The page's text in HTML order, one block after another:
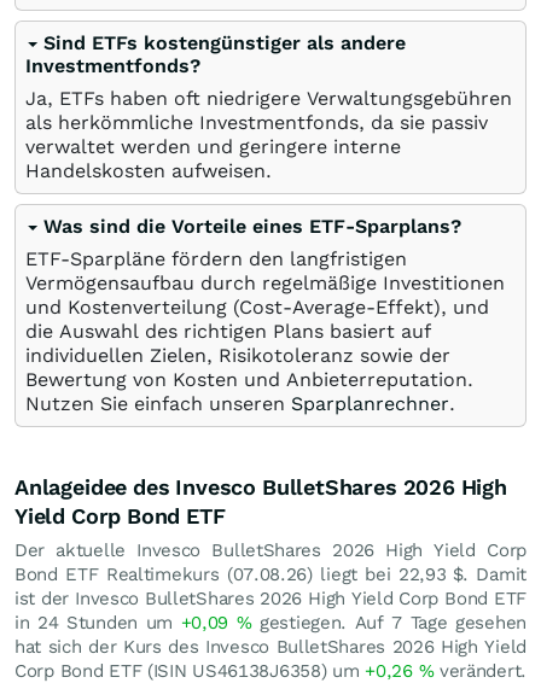
Sind ETFs kostengünstiger als andere
Investmentfonds?
Ja, ETFs haben oft niedrigere Verwaltungsgebühren
als herkömmliche Investmentfonds, da sie passiv
verwaltet werden und geringere interne
Handelskosten aufweisen.
Was sind die Vorteile eines ETF-Sparplans?
ETF-Sparpläne fördern den langfristigen
Vermögensaufbau durch regelmäßige Investitionen
und Kostenverteilung (Cost-Average-Effekt), und
die Auswahl des richtigen Plans basiert auf
individuellen Zielen, Risikotoleranz sowie der
Bewertung von Kosten und Anbieterreputation.
Nutzen Sie einfach unseren Sparplanrechner.
Anlageidee des Invesco BulletShares 2026 High
Yield Corp Bond ETF
Der aktuelle Invesco BulletShares 2026 High Yield Corp
Bond ETF Realtimekurs (07.08.26) liegt bei 22,93 $. Damit
ist der Invesco BulletShares 2026 High Yield Corp Bond ETF
in 24 Stunden um +0,09 %gestiegen. Auf 7 Tage gesehen
hat sich der Kurs des Invesco BulletShares 2026 High Yield
Corp Bond ETF (ISIN US46138J6358) um +0,26 %verändert.